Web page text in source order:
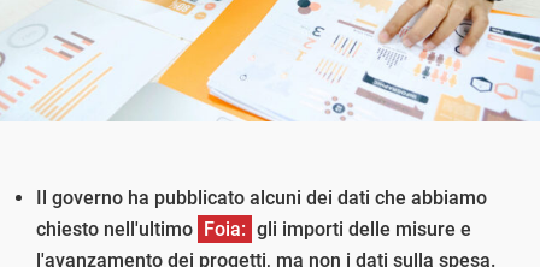
Il governo ha pubblicato alcuni dei dati che abbiamo
chiesto nell'ultimo Foia: gli importi delle misure e
l'avanzamento dei progetti, ma non i dati sulla spesa.